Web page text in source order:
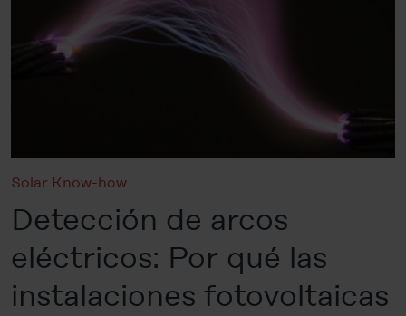
Solar Know-how
Detección de arcos
eléctricos: Por qué las
instalaciones fotovoltaicas